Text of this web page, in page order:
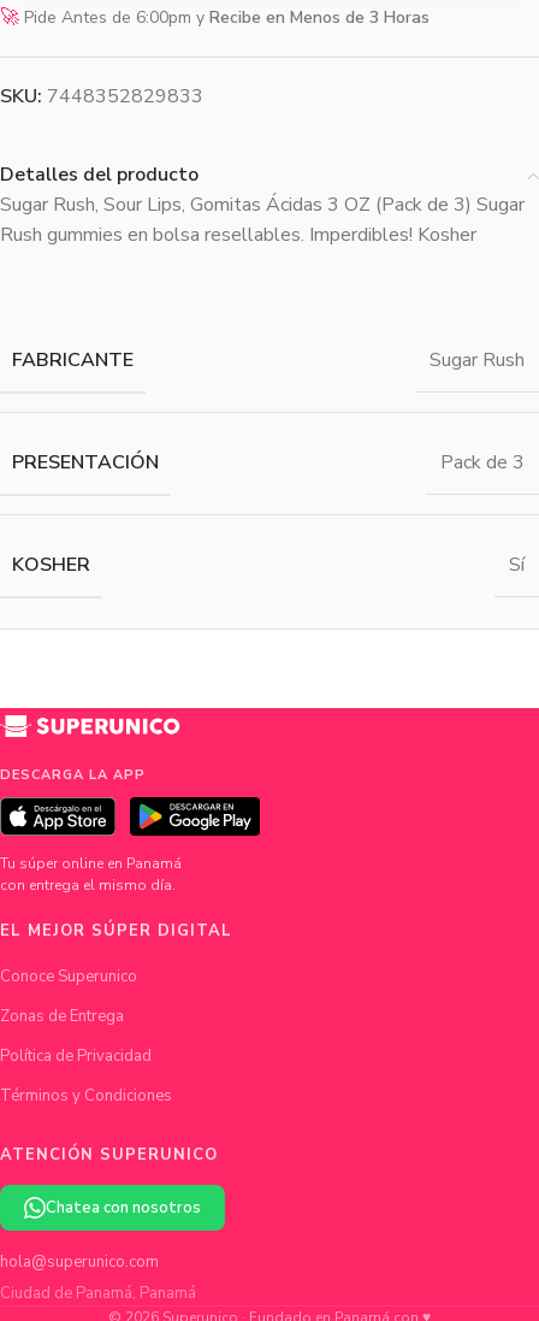
🚀 Pide Antes de 6:00pm y Recibe en Menos de 3 Horas
SKU: 7448352829833
Detalles del producto
Sugar Rush, Sour Lips, Gomitas Ácidas 3 OZ (Pack de 3) Sugar
Rush gummies en bolsa resellables. Imperdibles! Kosher
FABRICANTE Sugar Rush
PRESENTACIÓN Pack de 3
KOSHER Sí
DESCARGA LA APP
Tu súper online en Panamá
con entrega el mismo día.
EL MEJOR SÚPER DIGITAL
Conoce Superunico
Zonas de Entrega
Política de Privacidad
Términos y Condiciones
ATENCIÓN SUPERUNICO
Chatea con nosotros
hola@superunico.com
Ciudad de Panamá, Panamá